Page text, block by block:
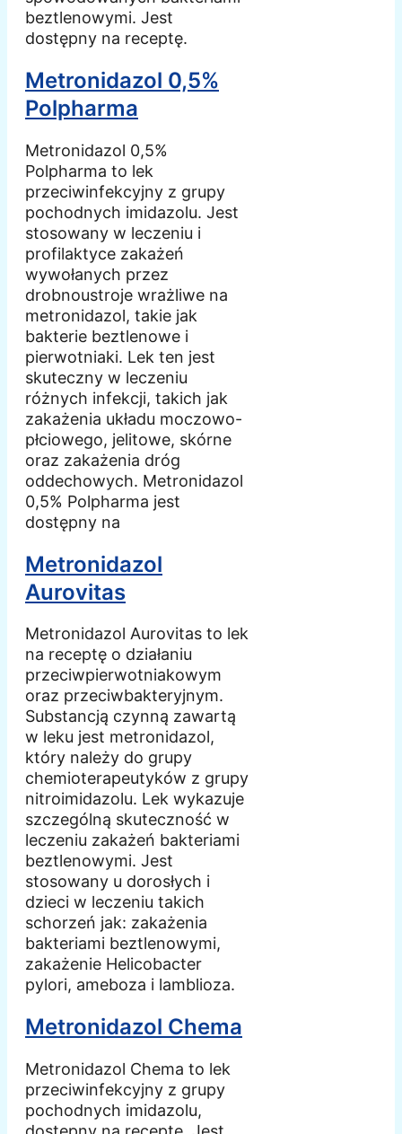
beztlenowymi. Jest
dostępny na receptę.
Metronidazol 0,5%
Polpharma
Metronidazol 0,5%
Polpharma to lek
przeciwinfekcyjny z grupy
pochodnych imidazolu. Jest
stosowany w leczeniu i
profilaktyce zakażeń
wywołanych przez
drobnoustroje wrażliwe na
metronidazol, takie jak
bakterie beztlenowe i
pierwotniaki. Lek ten jest
skuteczny w leczeniu
różnych infekcji, takich jak
zakażenia układu moczowo-
płciowego, jelitowe, skórne
oraz zakażenia dróg
oddechowych. Metronidazol
0,5% Polpharma jest
dostępny na
Metronidazol
Aurovitas
Metronidazol Aurovitas to lek
na receptę o działaniu
przeciwpierwotniakowym
oraz przeciwbakteryjnym.
Substancją czynną zawartą
w leku jest metronidazol,
który należy do grupy
chemioterapeutyków z grupy
nitroimidazolu. Lek wykazuje
szczególną skuteczność w
leczeniu zakażeń bakteriami
beztlenowymi. Jest
stosowany u dorosłych i
dzieci w leczeniu takich
schorzeń jak: zakażenia
bakteriami beztlenowymi,
zakażenie Helicobacter
pylori, ameboza i lamblioza.
Metronidazol Chema
Metronidazol Chema to lek
przeciwinfekcyjny z grupy
pochodnych imidazolu,